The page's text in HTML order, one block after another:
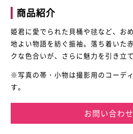
商品紹介
姫君に愛でられた貝桶や毬など、お
地よい物語を紡ぐ振袖。落ち着いた
クな色合いが、さらに魅力を引き立て
※写真の帯・小物は撮影用のコーデ
す。
お問い合わせ